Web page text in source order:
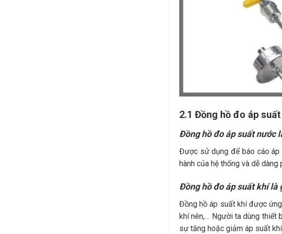
2.1 Đồng hồ đo áp
Đồng hồ đo áp suất nước
Được sử dụng để báo cáo áp
hành của hệ thống và dễ
Đồng hồ đo áp suất khí là
Đồng hồ áp suất khí được
khí nén,… Người ta dùng thiết
sự tăng hoặc giảm áp suất